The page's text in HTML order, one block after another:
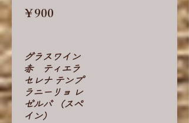
￥900
グラスワイン
赤 ティエラ
セレナ テンプ
ラニーリョ レ
ゼルバ （スペ
イン）